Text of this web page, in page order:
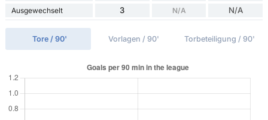
Ausgewechselt 3 N/A N/A
Tore / 90' Vorlagen / 90' Torbeteiligung / 90'